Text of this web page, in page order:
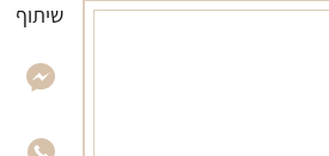
שיתוף